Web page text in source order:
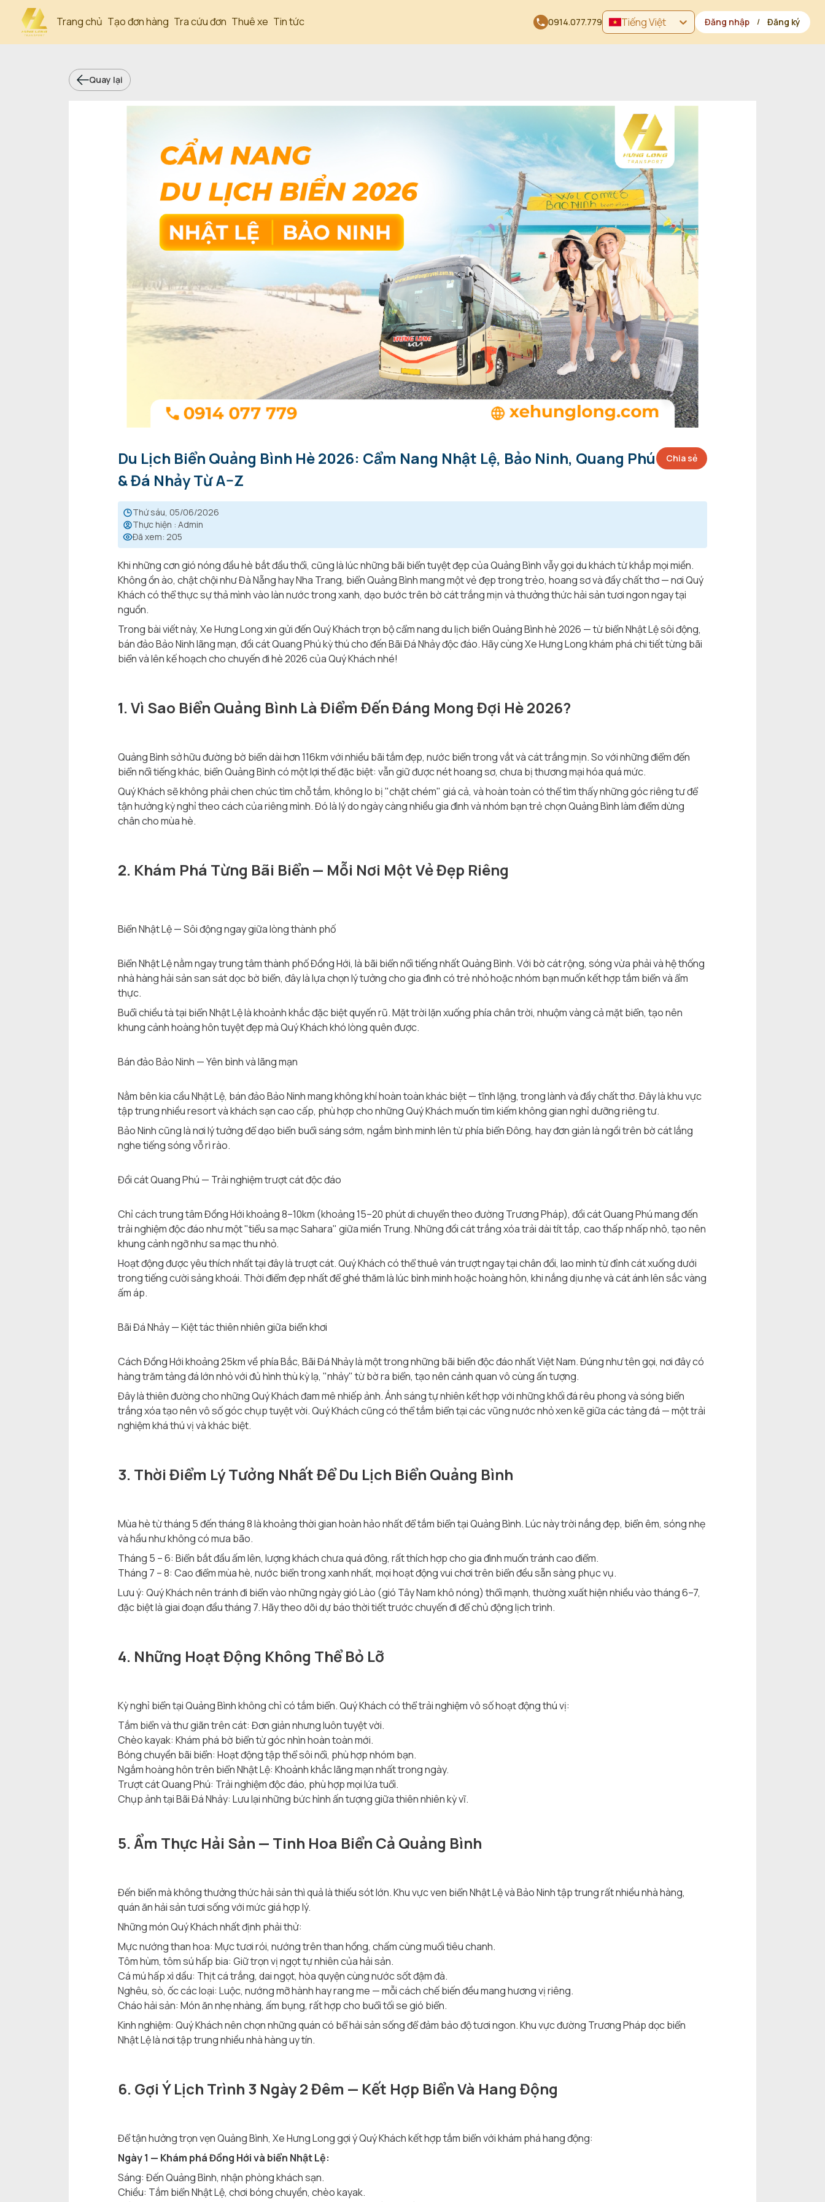
Trang chủ Tạo đơn hàng Tra cứu đơn Thuê xe Tin tức 0914.077.779 Tiếng Việt Đăng nhập / Đăng ký
Quay lại
Du Lịch Biển Quảng Bình Hè 2026: Cẩm Nang Nhật Lệ, Bảo Ninh, Quang Phú
& Đá Nhảy Từ A–Z
Chia sẻ
thứ sáu, 05/06/2026
Thực hiện : Admin
Đã xem: 205
Khi những cơn gió nóng đầu hè bắt đầu thổi, cũng là lúc những bãi biển tuyệt đẹp của Quảng Bình vẫy gọi du khách từ khắp mọi miền.
Không ồn ào, chật chội như Đà Nẵng hay Nha Trang, biển Quảng Bình mang một vẻ đẹp trong trẻo, hoang sơ và đầy chất thơ — nơi Quý
Khách có thể thực sự thả mình vào làn nước trong xanh, dạo bước trên bờ cát trắng mịn và thưởng thức hải sản tươi ngon ngay tại
nguồn.
Trong bài viết này, Xe Hưng Long xin gửi đến Quý Khách trọn bộ cẩm nang du lịch biển Quảng Bình hè 2026 — từ biển Nhật Lệ sôi động,
bán đảo Bảo Ninh lãng mạn, đồi cát Quang Phú kỳ thú cho đến Bãi Đá Nhảy độc đáo. Hãy cùng Xe Hưng Long khám phá chi tiết từng bãi
biển và lên kế hoạch cho chuyến đi hè 2026 của Quý Khách nhé!
1. Vì Sao Biển Quảng Bình Là Điểm Đến Đáng Mong Đợi Hè 2026?
Quảng Bình sở hữu đường bờ biển dài hơn 116km với nhiều bãi tắm đẹp, nước biển trong vắt và cát trắng mịn. So với những điểm đến
biển nổi tiếng khác, biển Quảng Bình có một lợi thế đặc biệt: vẫn giữ được nét hoang sơ, chưa bị thương mại hóa quá mức.
Quý Khách sẽ không phải chen chúc tìm chỗ tắm, không lo bị "chặt chém" giá cả, và hoàn toàn có thể tìm thấy những góc riêng tư để
tận hưởng kỳ nghỉ theo cách của riêng mình. Đó là lý do ngày càng nhiều gia đình và nhóm bạn trẻ chọn Quảng Bình làm điểm dừng
chân cho mùa hè.
2. Khám Phá Từng Bãi Biển — Mỗi Nơi Một Vẻ Đẹp Riêng
Biển Nhật Lệ — Sôi động ngay giữa lòng thành phố
Biển Nhật Lệ nằm ngay trung tâm thành phố Đồng Hới, là bãi biển nổi tiếng nhất Quảng Bình. Với bờ cát rộng, sóng vừa phải và hệ thống
nhà hàng hải sản san sát dọc bờ biển, đây là lựa chọn lý tưởng cho gia đình có trẻ nhỏ hoặc nhóm bạn muốn kết hợp tắm biển và ẩm
thực.
Buổi chiều tà tại biển Nhật Lệ là khoảnh khắc đặc biệt quyến rũ. Mặt trời lặn xuống phía chân trời, nhuộm vàng cả mặt biển, tạo nên
khung cảnh hoàng hôn tuyệt đẹp mà Quý Khách khó lòng quên được.
Bán đảo Bảo Ninh — Yên bình và lãng mạn
Nằm bên kia cầu Nhật Lệ, bán đảo Bảo Ninh mang không khí hoàn toàn khác biệt — tĩnh lặng, trong lành và đầy chất thơ. Đây là khu vực
tập trung nhiều resort và khách sạn cao cấp, phù hợp cho những Quý Khách muốn tìm kiếm không gian nghỉ dưỡng riêng tư.
Bảo Ninh cũng là nơi lý tưởng để dạo biển buổi sáng sớm, ngắm bình minh lên từ phía biển Đông, hay đơn giản là ngồi trên bờ cát lắng
nghe tiếng sóng vỗ rì rào.
Đồi cát Quang Phú — Trải nghiệm trượt cát độc đáo
Chỉ cách trung tâm Đồng Hới khoảng 8–10km (khoảng 15–20 phút di chuyển theo đường Trương Pháp), đồi cát Quang Phú mang đến
trải nghiệm độc đáo như một "tiểu sa mạc Sahara" giữa miền Trung. Những đồi cát trắng xóa trải dài tít tắp, cao thấp nhấp nhô, tạo nên
khung cảnh ngỡ như sa mạc thu nhỏ.
Hoạt động được yêu thích nhất tại đây là trượt cát. Quý Khách có thể thuê ván trượt ngay tại chân đồi, lao mình từ đỉnh cát xuống dưới
trong tiếng cười sảng khoái. Thời điểm đẹp nhất để ghé thăm là lúc bình minh hoặc hoàng hôn, khi nắng dịu nhẹ và cát ánh lên sắc vàng
ấm áp.
Bãi Đá Nhảy — Kiệt tác thiên nhiên giữa biển khơi
Cách Đồng Hới khoảng 25km về phía Bắc, Bãi Đá Nhảy là một trong những bãi biển độc đáo nhất Việt Nam. Đúng như tên gọi, nơi đây có
hàng trăm tảng đá lớn nhỏ với đủ hình thù kỳ lạ, "nhảy" từ bờ ra biển, tạo nên cảnh quan vô cùng ấn tượng.
Đây là thiên đường cho những Quý Khách đam mê nhiếp ảnh. Ánh sáng tự nhiên kết hợp với những khối đá rêu phong và sóng biển
trắng xóa tạo nên vô số góc chụp tuyệt vời. Quý Khách cũng có thể tắm biển tại các vũng nước nhỏ xen kẽ giữa các tảng đá — một trải
nghiệm khá thú vị và khác biệt.
3. Thời Điểm Lý Tưởng Nhất Để Du Lịch Biển Quảng Bình
Mùa hè từ tháng 5 đến tháng 8 là khoảng thời gian hoàn hảo nhất để tắm biển tại Quảng Bình. Lúc này trời nắng đẹp, biển êm, sóng nhẹ
và hầu như không có mưa bão.
Tháng 5 – 6: Biển bắt đầu ấm lên, lượng khách chưa quá đông, rất thích hợp cho gia đình muốn tránh cao điểm.
Tháng 7 – 8: Cao điểm mùa hè, nước biển trong xanh nhất, mọi hoạt động vui chơi trên biển đều sẵn sàng phục vụ.
Lưu ý: Quý Khách nên tránh đi biển vào những ngày gió Lào (gió Tây Nam khô nóng) thổi mạnh, thường xuất hiện nhiều vào tháng 6–7,
đặc biệt là giai đoạn đầu tháng 7. Hãy theo dõi dự báo thời tiết trước chuyến đi để chủ động lịch trình.
4. Những Hoạt Động Không Thể Bỏ Lỡ
Kỳ nghỉ biển tại Quảng Bình không chỉ có tắm biển. Quý Khách có thể trải nghiệm vô số hoạt động thú vị:
Tắm biển và thư giãn trên cát: Đơn giản nhưng luôn tuyệt vời.
Chèo kayak: Khám phá bờ biển từ góc nhìn hoàn toàn mới.
Bóng chuyền bãi biển: Hoạt động tập thể sôi nổi, phù hợp nhóm bạn.
Ngắm hoàng hôn trên biển Nhật Lệ: Khoảnh khắc lãng mạn nhất trong ngày.
Trượt cát Quang Phú: Trải nghiệm độc đáo, phù hợp mọi lứa tuổi.
Chụp ảnh tại Bãi Đá Nhảy: Lưu lại những bức hình ấn tượng giữa thiên nhiên kỳ vĩ.
5. Ẩm Thực Hải Sản — Tinh Hoa Biển Cả Quảng Bình
Đến biển mà không thưởng thức hải sản thì quả là thiếu sót lớn. Khu vực ven biển Nhật Lệ và Bảo Ninh tập trung rất nhiều nhà hàng,
quán ăn hải sản tươi sống với mức giá hợp lý.
Những món Quý Khách nhất định phải thử:
Mực nướng than hoa: Mực tươi rói, nướng trên than hồng, chấm cùng muối tiêu chanh.
Tôm hùm, tôm sú hấp bia: Giữ trọn vị ngọt tự nhiên của hải sản.
Cá mú hấp xì dầu: Thịt cá trắng, dai ngọt, hòa quyện cùng nước sốt đậm đà.
Nghêu, sò, ốc các loại: Luộc, nướng mỡ hành hay rang me — mỗi cách chế biến đều mang hương vị riêng.
Cháo hải sản: Món ăn nhẹ nhàng, ấm bụng, rất hợp cho buổi tối se gió biển.
Kinh nghiệm: Quý Khách nên chọn những quán có bể hải sản sống để đảm bảo độ tươi ngon. Khu vực đường Trương Pháp dọc biển
Nhật Lệ là nơi tập trung nhiều nhà hàng uy tín.
6. Gợi Ý Lịch Trình 3 Ngày 2 Đêm — Kết Hợp Biển Và Hang Động
Để tận hưởng trọn vẹn Quảng Bình, Xe Hưng Long gợi ý Quý Khách kết hợp tắm biển với khám phá hang động:
Ngày 1 — Khám phá Đồng Hới và biển Nhật Lệ:
Sáng: Đến Quảng Bình, nhận phòng khách sạn.
Chiều: Tắm biển Nhật Lệ, chơi bóng chuyền, chèo kayak.